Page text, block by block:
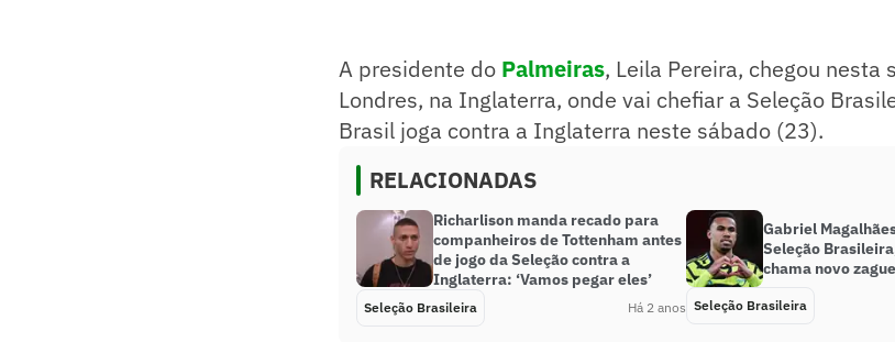
A presidente do Palmeiras, Leila Pereira, chegou nesta
Londres, na Inglaterra, onde vai chefiar a Seleção
Brasil joga contra a Inglaterra neste sábado (23).
RELACIONADAS
Richarlison manda recado para
companheiros de Tottenham antes
de jogo da Seleção contra a
Inglaterra: ‘Vamos pegar eles’
Seleção Brasileira Há 2 anos
Gabriel
Seleção
chama novo
Seleção Brasileira